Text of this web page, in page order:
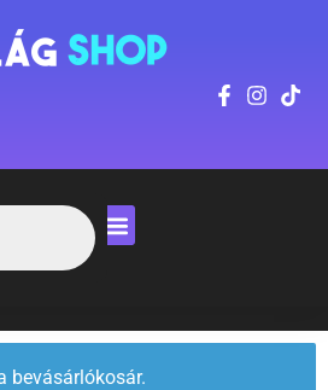
bevásárlókosár.